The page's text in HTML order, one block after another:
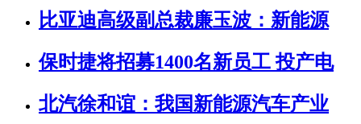
比亚迪高级副总裁廉玉波：新能源
保时捷将招募1400名新员工 投产电
北汽徐和谊：我国新能源汽车产业